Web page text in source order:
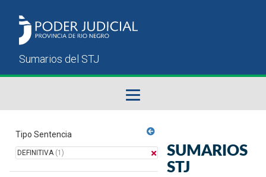
Sumarios del STJ
Tipo Sentencia
DEFINITIVA(1)
SUMARIOS
STJ